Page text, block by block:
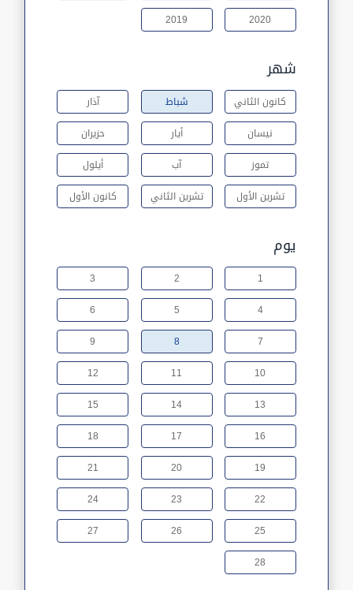
2020
2019
شهر
كانون الثاني شباط
آذار
نيسان
أيار
حزيران
تموز
آب
أيلول
تشرين الأول
تشرين الثاني كانون الأول
يوم
1
2
3
4
5
6
7
8
9
10
11
12
13
14
15
16
17
18
19
20
21
22
23
24
25
26
27
28